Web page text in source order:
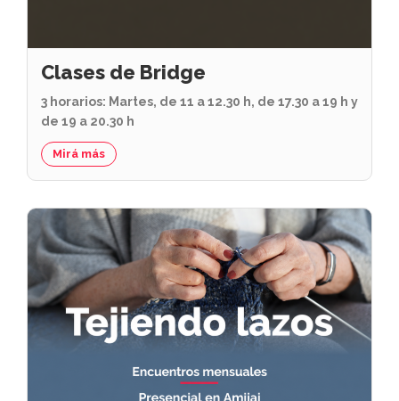
Clases de Bridge
3 horarios: Martes, de 11 a 12.30 h, de 17.30 a 19 h y
de 19 a 20.30 h
Mirá más